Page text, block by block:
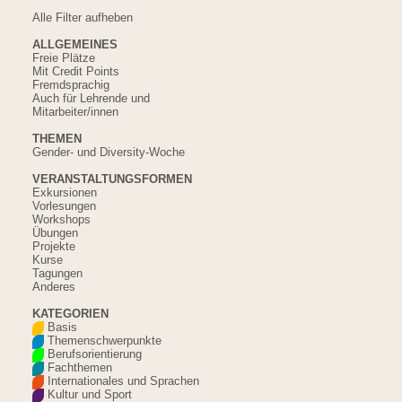
Alle Filter aufheben
ALLGEMEINES
Freie Plätze
Mit Credit Points
Fremdsprachig
Auch für Lehrende und
Mitarbeiter/innen
THEMEN
Gender- und Diversity-Woche
VERANSTALTUNGSFORMEN
Exkursionen
Vorlesungen
Workshops
Übungen
Projekte
Kurse
Tagungen
Anderes
KATEGORIEN
Basis
Themenschwerpunkte
Berufsorientierung
Fachthemen
Internationales und Sprachen
Kultur und Sport